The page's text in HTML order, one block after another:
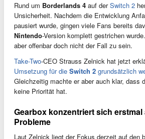
Rund um Borderlands 4 auf derSwitch 2
Unsicherheit. Nachdem die Entwicklung
pausiert wurde, gingen viele Fans bereits
Nintendo-Version komplett gestrichen
aber offenbar doch nicht der Fall zu sein.
Take-Two-CEO Strauss Zelnick hat jetzt
Umsetzung für die Switch 2 grundsätzlich
Gleichzeitig machte er aber auch klar, dass
keine Priorität hat.
Gearbox konzentriert sich erstmal
Probleme
Laut Zelnick liegt der Fokus derzeit auf den